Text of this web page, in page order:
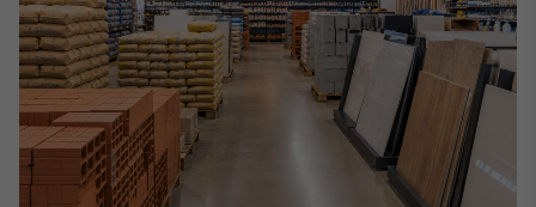
Plataforma para
conteúdos
personalizados
Soluções de Dados
e Conteúdos
Broadcast